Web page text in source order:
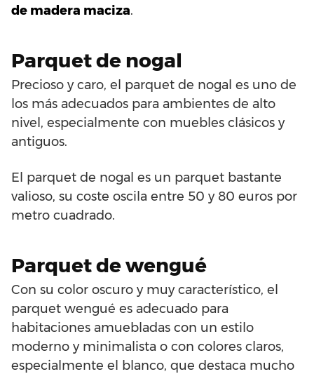
de madera maciza.
Parquet de nogal
Precioso y caro, el parquet de nogal es uno de
los más adecuados para ambientes de alto
nivel, especialmente con muebles clásicos y
antiguos.
El parquet de nogal es un parquet bastante
valioso, su coste oscila entre 50 y 80 euros por
metro cuadrado.
Parquet de wengué
Con su color oscuro y muy característico, el
parquet wengué es adecuado para
habitaciones amuebladas con un estilo
moderno y minimalista o con colores claros,
especialmente el blanco, que destaca mucho